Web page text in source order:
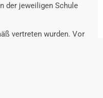
der jeweiligen Schule
vertreten wurden. Vor